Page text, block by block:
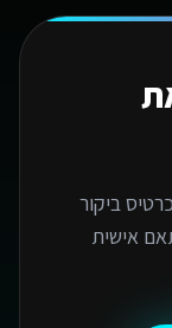
ביקור
אישית